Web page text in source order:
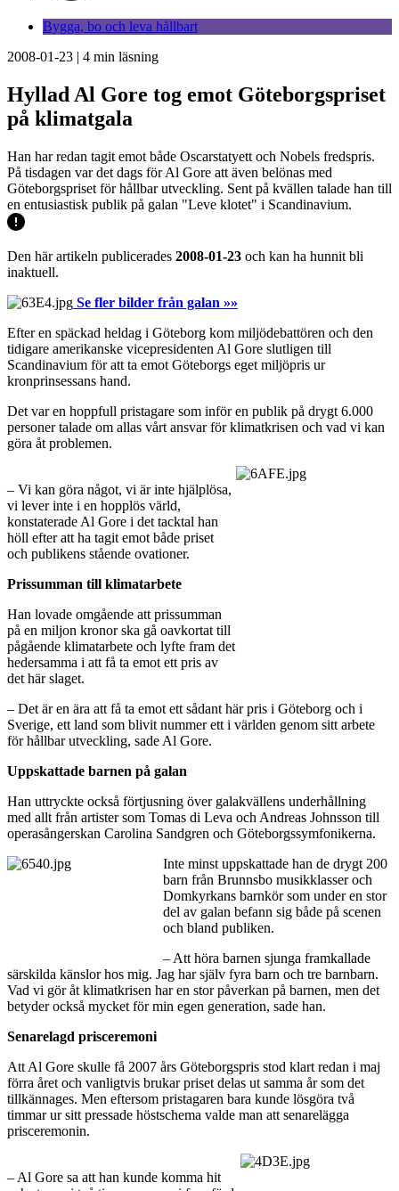
Bygga, bo och leva hållbart
2008-01-23 | 4 min läsning
Hyllad Al Gore tog emot Göteborgspriset
på klimatgala
Han har redan tagit emot både Oscarstatyett och Nobels fredspris.
På tisdagen var det dags för Al Gore att även belönas med
Göteborgspriset för hållbar utveckling. Sent på kvällen talade han till
en entusiastisk publik på galan "Leve klotet" i Scandinavium.
Den här artikeln publicerades 2008-01-23 och kan ha hunnit bli
inaktuell.
Se fler bilder från galan »»
Efter en späckad heldag i Göteborg kom miljödebattören och den
tidigare amerikanske vicepresidenten Al Gore slutligen till
Scandinavium för att ta emot Göteborgs eget miljöpris ur
kronprinsessans hand.
Det var en hoppfull pristagare som inför en publik på drygt 6.000
personer talade om allas vårt ansvar för klimatkrisen och vad vi kan
göra åt problemen.
– Vi kan göra något, vi är inte hjälplösa,
vi lever inte i en hopplös värld,
konstaterade Al Gore i det tacktal han
höll efter att ha tagit emot både priset
och publikens stående ovationer.
Prissumman till klimatarbete
Han lovade omgående att prissumman
på en miljon kronor ska gå oavkortat till
pågående klimatarbete och lyfte fram det
hedersamma i att få ta emot ett pris av
det här slaget.
– Det är en ära att få ta emot ett sådant här pris i Göteborg och i
Sverige, ett land som blivit nummer ett i världen genom sitt arbete
för hållbar utveckling, sade Al Gore.
Uppskattade barnen på galan
Han uttryckte också förtjusning över galakvällens underhållning
med allt från artister som Tomas di Leva och Andreas Johnsson till
operasångerskan Carolina Sandgren och Göteborgssymfonikerna.
Inte minst uppskattade han de drygt 200
barn från Brunnsbo musikklasser och
Domkyrkans barnkör som under en stor
del av galan befann sig både på scenen
och bland publiken.
– Att höra barnen sjunga framkallade
särskilda känslor hos mig. Jag har själv fyra barn och tre barnbarn.
Vad vi gör åt klimatkrisen har en stor påverkan på barnen, men det
betyder också mycket för min egen generation, sade han.
Senarelagd prisceremoni
Att Al Gore skulle få 2007 års Göteborgspris stod klart redan i maj
förra året och vanligtvis brukar priset delas ut samma år som det
tillkännages. Men eftersom pristagaren bara kunde lösgöra två
timmar ur sitt pressade höstschema valde man att senarelägga
prisceremonin.
– Al Gore sa att han kunde komma hit